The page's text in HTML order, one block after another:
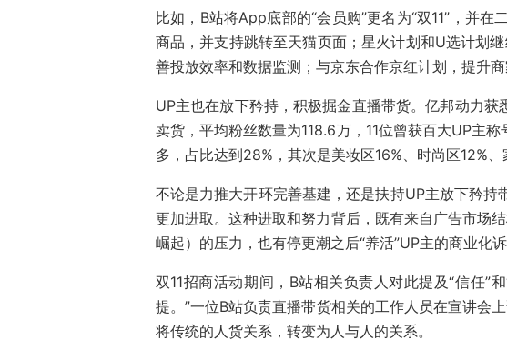
比如，B站将App底部的“会员购”更名为“双11”，并在
商品，并支持跳转至天猫页面；星火计划和U选计划
善投放效率和数据监测；与京东合作京红计划，提升商
UP主也在放下矜持，积极掘金直播带货。亿邦动力获
卖货，平均粉丝数量为118.6万，11位曾获百大UP主
多，占比达到28%，其次是美妆区16%、时尚区12%、
不论是力推大开环完善基建，还是扶持UP主放下矜持
更加进取。这种进取和努力背后，既有来自广告市场
崛起）的压力，也有停更潮之后“养活”UP主的商业化诉
双11招商活动期间，B站相关负责人对此提及“信任”
提。”一位B站负责直播带货相关的工作人员在宣讲会
将传统的人货关系，转变为人与人的关系。